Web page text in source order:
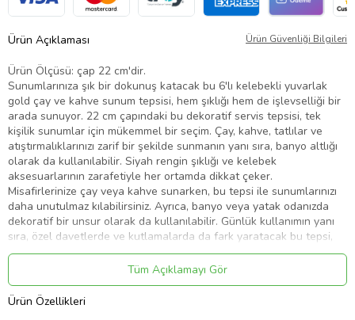
Ürün Açıklaması Ürün Güvenliği Bilgileri
Ürün Ölçüsü: çap 22 cm'dir.
Sunumlarınıza şık bir dokunuş katacak bu 6'lı kelebekli yuvarlak
gold çay ve kahve sunum tepsisi, hem şıklığı hem de işlevselliği bir
arada sunuyor. 22 cm çapındaki bu dekoratif servis tepsisi, tek
kişilik sunumlar için mükemmel bir seçim. Çay, kahve, tatlılar ve
atıştırmalıklarınızı zarif bir şekilde sunmanın yanı sıra, banyo altlığı
olarak da kullanılabilir. Siyah rengin şıklığı ve kelebek
aksesuarlarının zarafetiyle her ortamda dikkat çeker.
Misafirlerinize çay veya kahve sunarken, bu tepsi ile sunumlarınızı
daha unutulmaz kılabilirsiniz. Ayrıca, banyo veya yatak odanızda
dekoratif bir unsur olarak da kullanılabilir. Günlük kullanımın yanı
sıra, özel davetlerde ve kutlamalarda da fark yaratacak bu tepsi,
stil sahibi ev sahipleri için ideal bir seçimdir.
kcm60094569Tüm Açıklamayı Gör
Ürün Özellikleri